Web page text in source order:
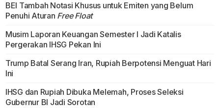
BEI Tambah Notasi Khusus untuk Emiten yang Belum
Penuhi Aturan Free Float
Musim Laporan Keuangan Semester I Jadi Katalis
Pergerakan IHSG Pekan Ini
Trump Batal Serang Iran, Rupiah Berpotensi Menguat Hari
Ini
IHSG dan Rupiah Dibuka Melemah, Proses Seleksi
Gubernur BI Jadi Sorotan